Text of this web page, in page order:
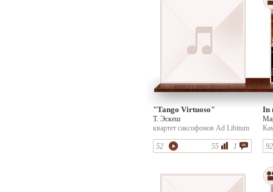
"Tango Virtuoso"
Т. Эскеш
квартет саксофонов Ad Libitum
52 1
55
In
А.
92